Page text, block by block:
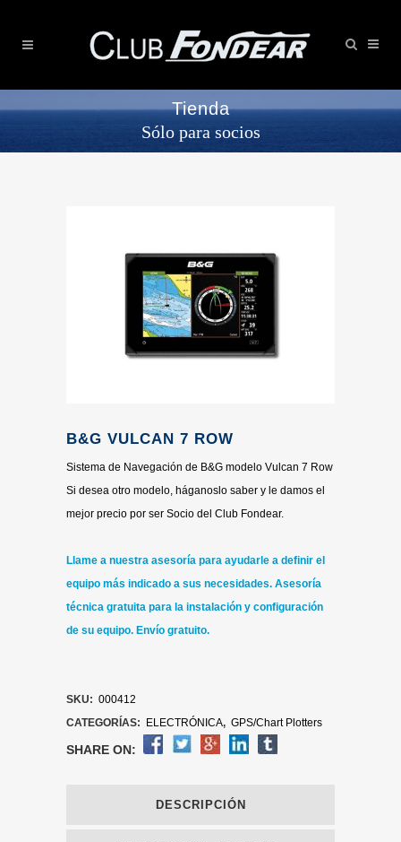
Tienda
Sólo para socios
B&G VULCAN 7 ROW
Sistema de Navegación de B&G modelo Vulcan 7 Row
Si desea otro modelo, háganoslo saber y le damos el
mejor precio por ser Socio del Club Fondear.
Llame a nuestra asesoría para ayudarle a definir el
equipo más indicado a sus necesidades. Asesoría
técnica gratuita para la instalación y configuración
de su equipo. Envío gratuito.
SKU: 000412
CATEGORÍAS:
ELECTRÓNICA, GPS/Chart Plotters
SHARE ON:
DESCRIPCIÓN